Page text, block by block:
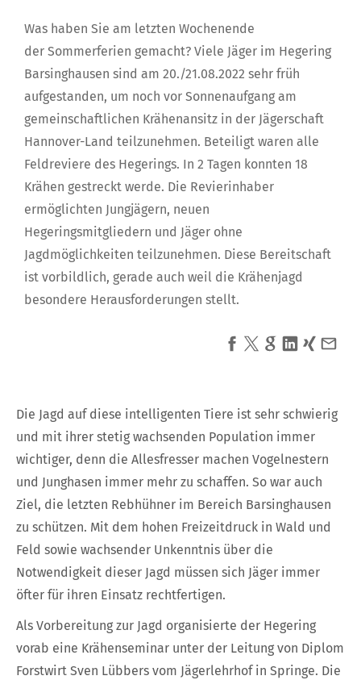
Was haben Sie am letzten Wochenende
der Sommerferien gemacht? Viele Jäger im Hegering
Barsinghausen sind am 20./21.08.2022 sehr früh
aufgestanden, um noch vor Sonnenaufgang am
gemeinschaftlichen Krähenansitz in der Jägerschaft
Hannover-Land teilzunehmen. Beteiligt waren alle
Feldreviere des Hegerings. In 2 Tagen konnten 18
Krähen gestreckt werde. Die Revierinhaber
ermöglichten Jungjägern, neuen
Hegeringsmitgliedern und Jäger ohne
Jagdmöglichkeiten teilzunehmen. Diese Bereitschaft
ist vorbildlich, gerade auch weil die Krähenjagd
besondere Herausforderungen stellt.
Die Jagd auf diese intelligenten Tiere ist sehr schwierig
und mit ihrer stetig wachsenden Population immer
wichtiger, denn die Allesfresser machen Vogelnestern
und Junghasen immer mehr zu schaffen. So war auch
Ziel, die letzten Rebhühner im Bereich Barsinghausen
zu schützen. Mit dem hohen Freizeitdruck in Wald und
Feld sowie wachsender Unkenntnis über die
Notwendigkeit dieser Jagd müssen sich Jäger immer
öfter für ihren Einsatz rechtfertigen.
Als Vorbereitung zur Jagd organisierte der Hegering
vorab eine Krähenseminar unter der Leitung von Diplom
Forstwirt Sven Lübbers vom Jägerlehrhof in Springe. Die